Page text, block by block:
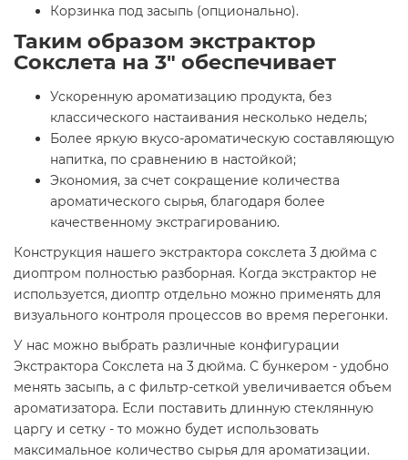
Корзинка под засыпь (опционально).
Таким образом экстрактор
Сокслета на 3" обеспечивает
Ускоренную ароматизацию продукта, без
классического настаивания несколько недель;
Более яркую вкусо-ароматическую составляющую
напитка, по сравнению в настойкой;
Экономия, за счет сокращение количества
ароматического сырья, благодаря более
качественному экстрагированию.
Конструкция нашего экстрактора сокслета 3 дюйма с
диоптром полностью разборная. Когда экстрактор не
используется, диоптр отдельно можно применять для
визуального контроля процессов во время перегонки.
У нас можно выбрать различные конфигурации
Экстрактора Сокслета на 3 дюйма. С бункером - удобно
менять засыпь, а с фильтр-сеткой увеличивается объем
ароматизатора. Если поставить длинную стеклянную
царгу и сетку - то можно будет использовать
максимальное количество сырья для ароматизации.